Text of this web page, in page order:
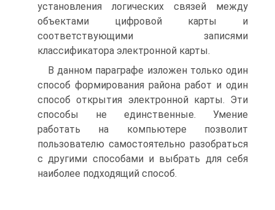
установления логических связей между
объектами цифровой карты и
соответствующими записями
классификатора электронной карты.
В данном параграфе изложен только один
способ формирования района работ и один
способ открытия электронной карты. Эти
способы не единственные. Умение
работать на компьютере позволит
пользователю самостоятельно разобраться
с другими способами и выбрать для себя
наиболее подходящий способ.